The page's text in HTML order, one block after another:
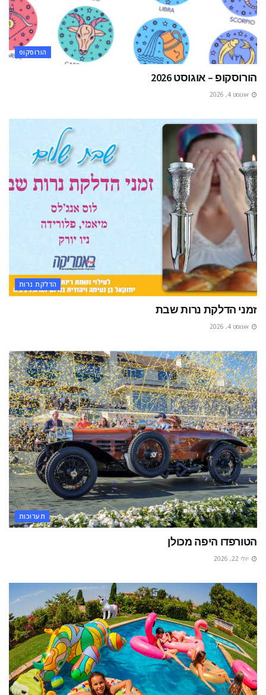
הורוסקופ
הורוסקופ – אוגוסט 2026
אוגוסט 4, 2026
הדלקת נרות
זמני הדלקת נרות שבת
אוגוסט 4, 2026
תערוכות
הטורפדו היפה מכולן
יולי 22, 2026